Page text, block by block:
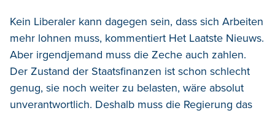
Kein Liberaler kann dagegen sein, dass sich Arbeiten
mehr lohnen muss, kommentiert Het Laatste Nieuws.
Aber irgendjemand muss die Zeche auch zahlen.
Der Zustand der Staatsfinanzen ist schon schlecht
genug, sie noch weiter zu belasten, wäre absolut
unverantwortlich. Deshalb muss die Regierung das